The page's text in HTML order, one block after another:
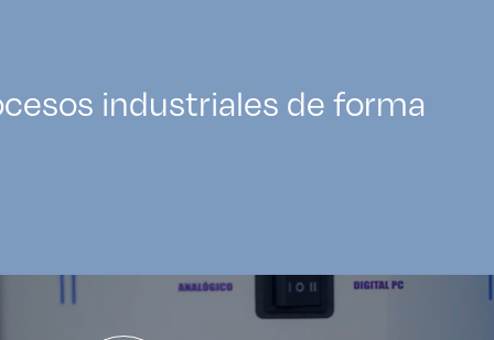
industriales de forma